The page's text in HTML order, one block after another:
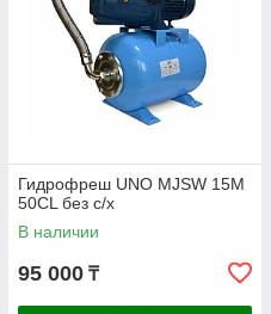
Гидрофреш UNO MJSW 15M
50CL без c/х
В наличии
95 000 ₸